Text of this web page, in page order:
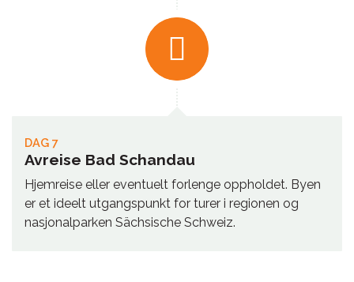
DAG 7
Avreise Bad Schandau
Hjemreise eller eventuelt forlenge oppholdet. Byen
er et ideelt utgangspunkt for turer i regionen og
nasjonalparken Sächsische Schweiz.